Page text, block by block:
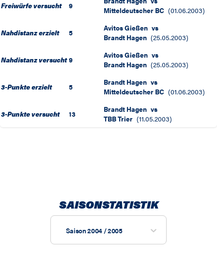
Freiwürfe versucht 9
Mitteldeutscher BC (01.06.2003)
Nahdistanz erzielt 5 Avitos Gießen vs
Brandt Hagen (25.05.2003)
Nahdistanz versucht 9 Avitos Gießen vs
Brandt Hagen (25.05.2003)
3-Punkte erzielt 5 Brandt Hagen vs
Mitteldeutscher BC (01.06.2003)
3-Punkte versucht 13 Brandt Hagen vs
TBB Trier (11.05.2003)
SAISONSTATISTIK
Saison 2004 / 2005